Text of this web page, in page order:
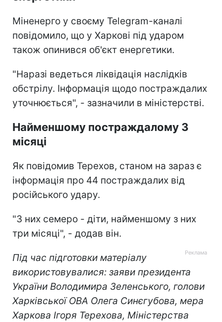
Міненерго у своєму Telegram-каналі
повідомило, що у Харкові під ударом
також опинився об'єкт енергетики.
"Наразі ведеться ліквідація наслідків
обстрілу. Інформація щодо постраждалих
уточнюється", - зазначили в міністерстві.
Найменшому постраждалому 3
місяці
Як повідомив Терехов, станом на зараз є
інформація про 44 постраждалих від
російського удару.
"З них семеро - діти, найменшому з них
три місяці", - додав він.
Під час підготовки матеріалу
використовувалися: заяви президента
України Володимира Зеленського, голови
Харківської ОВА Олега Синєгубова, мера
Харкова Ігоря Терехова, Міністерства